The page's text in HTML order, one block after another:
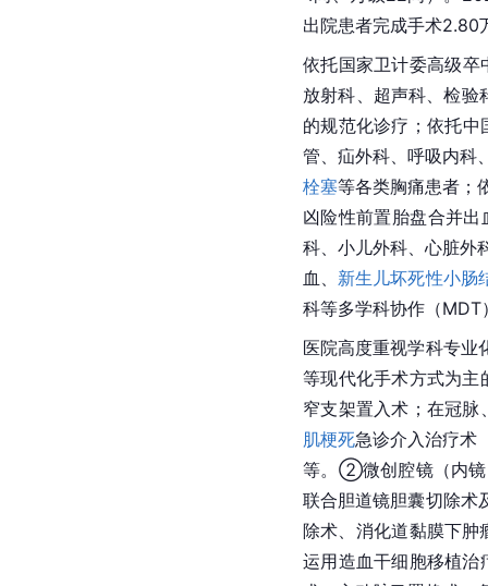
出院患者完成手术2.80
依托国家卫计委高级卒
放射科 、超声科、检验
的规范化诊疗；依托中
管、疝外科、呼吸内科
栓塞等各类胸痛患者；
凶险性前置胎盘合并出
科、小儿外科、心脏外
血、 新生儿坏死性小肠
科等多学科协作（
医院高度重视学科专业
等现代化手术方式为
窄支架置入术；在冠
肌梗死急诊介入治疗术
等。②微创腔镜（内镜
联合胆道镜胆囊切除术
除术、 消化道黏膜下肿
运用造血干细胞移植治